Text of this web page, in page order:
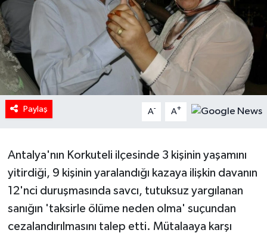
Paylaş A- A+
Antalya'nın Korkuteli ilçesinde 3 kişinin yaşamını
yitirdiği, 9 kişinin yaralandığı kazaya ilişkin davanın
12'nci duruşmasında savcı, tutuksuz yargılanan
sanığın 'taksirle ölüme neden olma' suçundan
cezalandırılmasını talep etti. Mütalaaya karşı
Oyun
RESMİ İLANLAR
SAĞLIK
Tarihi Yapılarımız
Teknoloji